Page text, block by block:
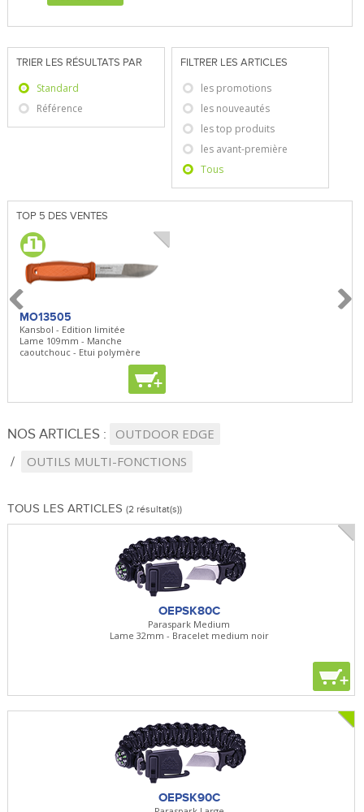
TRIER LES RÉSULTATS PAR
Standard
Référence
FILTRER LES ARTICLES
les promotions
les nouveautés
les top produits
les avant-première
Tous
TOP 5 DES VENTES
MO13505
Kansbol - Edition limitée
Lame 109mm - Manche
caoutchouc - Etui polymère
+
NOS ARTICLES :
OUTDOOR EDGE
OUTILS MULTI-FONCTIONS
TOUS LES ARTICLES (2 résultat(s))
OEPSK80C
Paraspark Medium
Lame 32mm - Bracelet medium noir
+
OEPSK90C